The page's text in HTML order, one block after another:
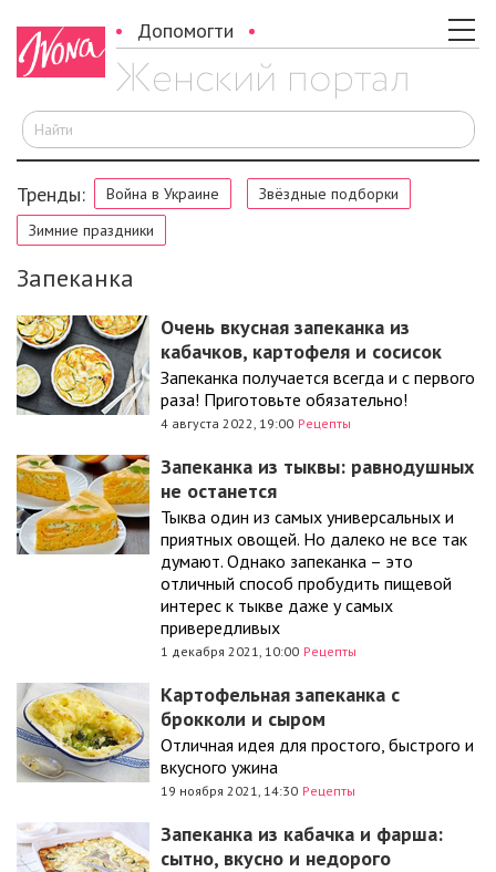
Допомогти
Тренды: Война в Украине
Звёздные подборки
Зимние праздники
Запеканка
Очень вкусная запеканка из
кабачков, картофеля и сосисок
Запеканка получается всегда и с первого
раза! Приготовьте обязательно!
4 августа 2022, 19:00 Рецепты
Запеканка из тыквы: равнодушных
не останется
Тыква один из самых универсальных и
приятных овощей. Но далеко не все так
думают. Однако запеканка – это
отличный способ пробудить пищевой
интерес к тыкве даже у самых
привередливых
1 декабря 2021, 10:00 Рецепты
Картофельная запеканка с
брокколи и сыром
Отличная идея для простого, быстрого и
вкусного ужина
19 ноября 2021, 14:30 Рецепты
Запеканка из кабачка и фарша:
сытно, вкусно и недорого